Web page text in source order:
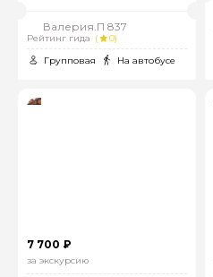
Валерия.П 837
Рейтинг гида (
0)
Групповая
На автобусе
7 700 ₽
за экскурсию